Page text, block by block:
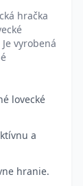
hračka
vyrobená
lovecké
a
hranie.